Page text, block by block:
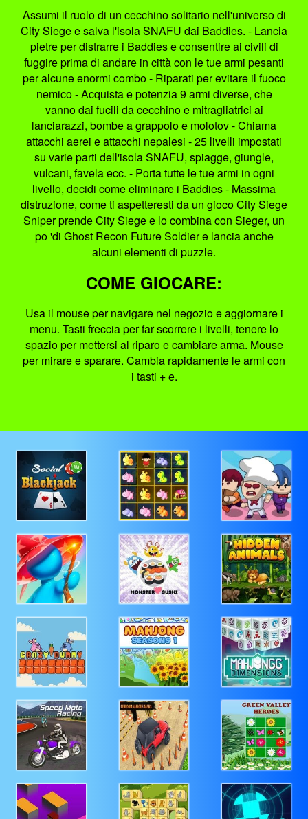
Assumi il ruolo di un cecchino solitario nell'universo di
City Siege e salva l'isola SNAFU dai Baddies. - Lancia
pietre per distrarre i Baddies e consentire ai civili di
fuggire prima di andare in città con le tue armi pesanti
per alcune enormi combo - Riparati per evitare il fuoco
nemico - Acquista e potenzia 9 armi diverse, che
vanno dai fucili da cecchino e mitragliatrici ai
lanciarazzi, bombe a grappolo e molotov - Chiama
attacchi aerei e attacchi nepalesi - 25 livelli impostati
su varie parti dell'isola SNAFU, spiagge, giungle,
vulcani, favela ecc. - Porta tutte le tue armi in ogni
livello, decidi come eliminare i Baddies - Massima
distruzione, come ti aspetteresti da un gioco City Siege
Sniper prende City Siege e lo combina con Sieger, un
po 'di Ghost Recon Future Soldier e lancia anche
alcuni elementi di puzzle.
COME GIOCARE:
Usa il mouse per navigare nel negozio e aggiornare i
menu. Tasti freccia per far scorrere i livelli, tenere lo
spazio per mettersi al riparo e cambiare arma. Mouse
per mirare e sparare. Cambia rapidamente le armi con
i tasti + e.